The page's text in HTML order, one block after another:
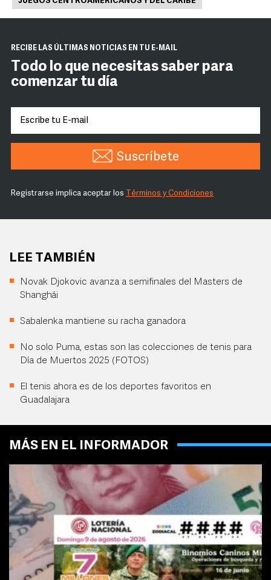
RECIBE LAS ÚLTIMAS NOTICIAS EN TU E-MAIL
Todo lo que necesitas saber para
comenzar tu día
Suscríbete
Registrarse implica aceptar los Términos y Condiciones
LEE TAMBIÉN
Novak Djokovic avanza a semifinales del Masters de
Shanghái
Sabalenka mantiene su racha ganadora
No solo Puma, estas son las colecciones de tenis para
Día de Muertos 2025 (FOTOS)
El tenis ahora es de los deportes favoritos en
Guadalajara
MÁS EN EL INFORMADOR